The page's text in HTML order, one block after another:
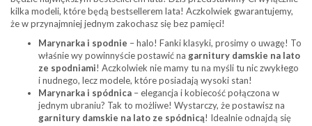
kilka modeli, które będą bestsellerem lata! Aczkolwiek gwarantujemy,
że w przynajmniej jednym zakochasz się bez pamięci!
Marynarka i spodnie – halo! Fanki klasyki, prosimy o uwagę! To
właśnie wy powinnyście postawić na garnitury damskie na lato
ze spodniami! Aczkolwiek nie mamy tu na myśli tu nic zwykłego
i nudnego, lecz modele, które posiadają wysoki stan!
Marynarka i spódnica – elegancja i kobiecość połączona w
jednym ubraniu? Tak to możliwe! Wystarczy, że postawisz na
garnitury damskie na lato ze spódnicą! Idealnie odnajdą się